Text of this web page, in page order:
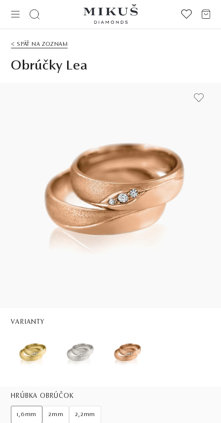
< SPÄŤ NA ZOZNAM
Obrúčky Lea
VARIANTY
HRÚBKA OBRÚČOK
1,6mm 2mm 2,2mm